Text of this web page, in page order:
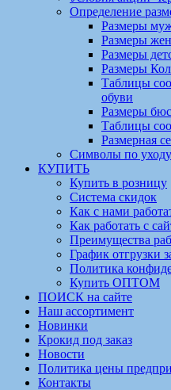
Определение
Размеры
Размеры
Размеры
Размеры
Таблицы
обуви
Размеры
Таблицы
Размерная
Символы по уходу
КУПИТЬ
Купить в розницу
Система скидок
Как с нами
Как работать с
Преимущества
График отгрузки
Политика
Купить ОПТОМ
ПОИСК на сайте
Наш ассортимент
Новинки
Крокид под заказ
Новости
Политика цены
Контакты